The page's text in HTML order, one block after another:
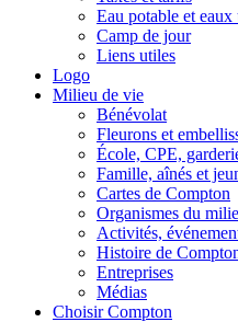
Eau potable et eaux
Camp de jour
Liens utiles
Logo
Milieu de vie
Bénévolat
Fleurons et
École, CPE,
Famille, aînés et
Cartes de Compton
Organismes du
Activités,
Histoire de
Entreprises
Médias
Choisir Compton